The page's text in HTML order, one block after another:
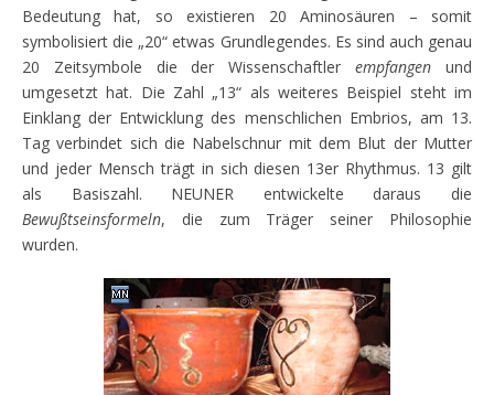
Bedeutung hat, so existieren 20 Aminosäuren – somit
symbolisiert die „20“ etwas Grundlegendes. Es sind auch genau
20 Zeitsymbole die der Wissenschaftlerempfangen und
umgesetzt hat. Die Zahl „13“ als weiteres Beispiel steht im
Einklang der Entwicklung des menschlichen Embrios, am 13.
Tag verbindet sich die Nabelschnur mit dem Blut der Mutter
und jeder Mensch trägt in sich diesen 13er Rhythmus. 13 gilt
als Basiszahl. NEUNER entwickelte daraus die
Bewußtseinsformeln, die zum Träger seiner Philosophie
wurden.